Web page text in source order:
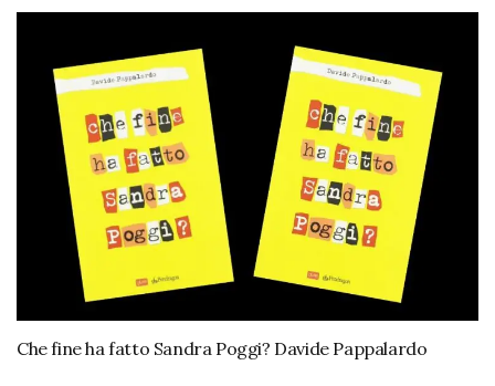
Che fine ha fatto Sandra Poggi? Davide Pappalardo